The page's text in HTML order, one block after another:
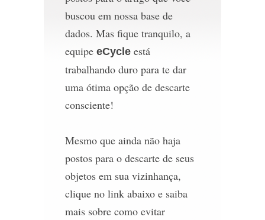
buscou em nossa base de
dados. Mas fique tranquilo, a
equipe eCycle está
trabalhando duro para te dar
uma ótima opção de descarte
consciente!
Mesmo que ainda não haja
postos para o descarte de seus
objetos em sua vizinhança,
clique no link abaixo e saiba
mais sobre como evitar